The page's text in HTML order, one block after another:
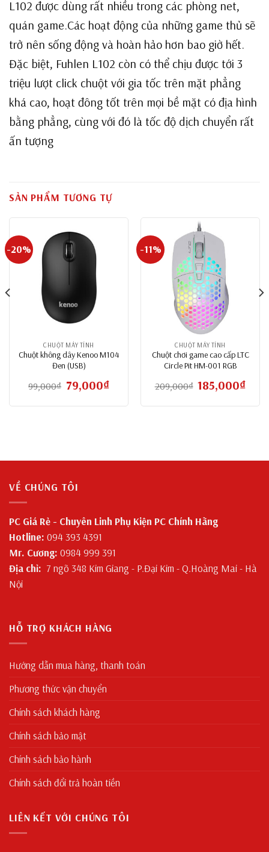
L102 được dùng rất nhiều trong các phòng net,
quán game.Các hoạt động của những game thủ sẽ
trở nên sống động và hoàn hảo hơn bao giờ hết.
Đặc biệt, Fuhlen L102 còn có thể chịu được tới 3
triệu lượt click chuột với gia tốc trên mặt phẳng
khá cao, hoạt đông tốt trên mọi bề mặt có địa hình
bằng phẳng, cùng với đó là tốc độ dịch chuyển rất
ấn tượng
SẢN PHẨM TƯƠNG TỰ
-20%
CHUỘT MÁY TÍNH
Chuột không dây Kenoo M104
Đen (USB)
99,000₫ Giá
gốc
99,000₫.
79,000₫Giá
hiện
là:
-11%
CHUỘT MÁY TÍNH
Chuột chơi game cao cấp LTC
Circle Pit HM-001 RGB
209,000₫ Giá
gốc
209,000₫.
185,000₫Giá
hiện
là:
VỀ CHÚNG TÔI
PC Giá Rẻ - Chuyên Linh Phụ Kiện PC Chính Hãng
Hotline: 094 393 4391
Mr. Cương: 0984 999 391
Địa chỉ: 7 ngõ 348 Kim Giang - P.Đại Kim - Q.Hoàng Mai - Hà
Nội
HỖ TRỢ KHÁCH HÀNG
Hướng dẫn mua hàng, thanh toán
Phương thức vận chuyển
Chính sách khách hàng
Chính sách bảo mật
Chính sách bảo hành
Chính sách đổi trả hoàn tiền
LIÊN KẾT VỚI CHÚNG TÔI